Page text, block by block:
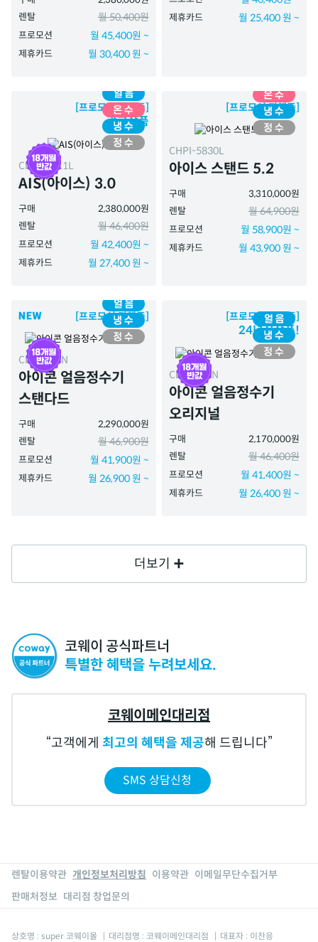
렌탈
월 50,400원
프로모션 월 45,400원 ~
제휴카드 월 30,400 원 ~
제휴카드 월 25,400 원 ~
[프로모션 진행중]
광고상품
CHPI-7511L
AIS(아이스) 3.0
구매
2,380,000원
렌탈
월 46,400원
프로모션 월 42,400원 ~
제휴카드 월 27,400 원 ~
[프로모션 진행중]
CHPI-5830L
아이스 스탠드 5.2
구매
3,310,000원
렌탈
월 64,900원
프로모션 월 58,900원 ~
제휴카드 월 43,900 원 ~
[프로모션 진행중]
CPI-7410N
아이콘 얼음정수기
스탠다드
구매
2,290,000원
렌탈
월 46,900원
프로모션 월 41,900원 ~
제휴카드 월 26,900 원 ~
[프로모션 진행중]
24년신상품!
CPI-7400N
아이콘 얼음정수기
오리지널
구매
2,170,000원
렌탈
월 46,400원
프로모션 월 41,400원 ~
제휴카드 월 26,400 원 ~
더보기
코웨이 공식파트너
특별한 혜택을 누려보세요.
코웨이메인대리점
고객에게 최고의 혜택을 제공해 드립니다
SMS 상담신청
렌탈이용약관 개인정보처리방침 이용약관 이메일무단수집거부
판매처정보 대리점 창업문의
상호명 : super 코웨이몰 대리점명 : 코웨이메인대리점 대표자 : 이찬응